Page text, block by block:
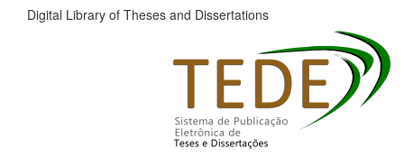
Digital Library of Theses and Dissertations